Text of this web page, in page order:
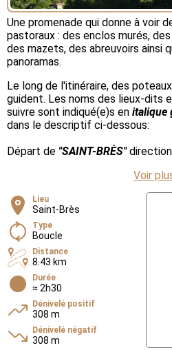
Une promenade qui donne à voir
pastoraux : des enclos murés,
des mazets, des abreuvoirs ainsi
panoramas.
Le long de l'itinéraire, des
guident. Les noms des lieux-dits
suivre sont indiqué(e)s en italique
dans le descriptif ci-dessous:
Départ de "SAINT-BRÈS"direction
Voir
Lieu
Saint-Brès
Type
Boucle
Distance
8.43 km
Durée
≈ 2h30
Dénivelé positif
308 m
Dénivelé négatif
308 m